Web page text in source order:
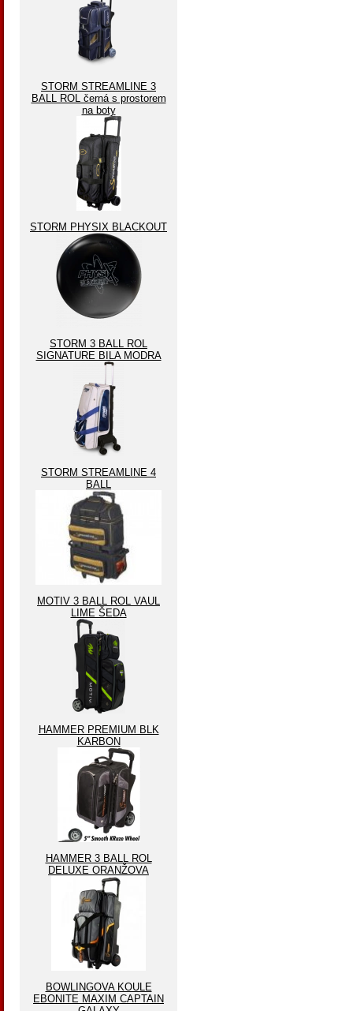
STORM STREAMLINE 3
BALL ROL černá s prostorem
na boty
STORM PHYSIX BLACKOUT
STORM 3 BALL ROL
SIGNATURE BILA MODRA
STORM STREAMLINE 4
BALL
MOTIV 3 BALL ROL VAUL
LIME ŠEDA
HAMMER PREMIUM BLK
KARBON
HAMMER 3 BALL ROL
DELUXE ORANŽOVA
BOWLINGOVA KOULE
EBONITE MAXIM CAPTAIN